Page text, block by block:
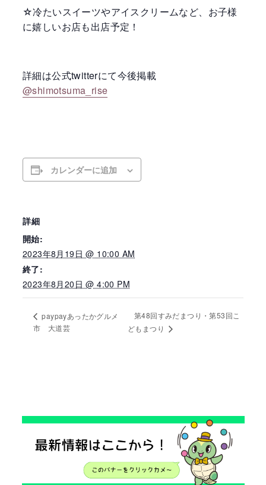
☆冷たいスイーツやアイスクリームなど、お子様
に嬉しいお店も出店予定！
詳細は公式twitterにて今後掲載
@shimotsuma_rise
カレンダーに追加
詳細
開始:
2023年8月19日 @ 10:00 AM
終了:
2023年8月20日 @ 4:00 PM
paypayあったかグルメ
市 大道芸
第48回すみだまつり・第53回こ
どもまつり